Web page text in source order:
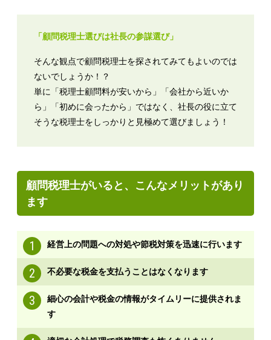
「顧問税理士選びは社長の参謀選び」
そんな観点で顧問税理士を探されてみてもよいのでは
ないでしょうか！？
単に「税理士顧問料が安いから」「会社から近いか
ら」「初めに会ったから」ではなく、社長の役に立て
そうな税理士をしっかりと見極めて選びましょう！
顧問税理士がいると、こんなメリットがあり
ます
1 経営上の問題への対処や節税対策を迅速に行います
2 不必要な税金を支払うことはなくなります
3
細心の会計や税金の情報がタイムリーに提供されま
す